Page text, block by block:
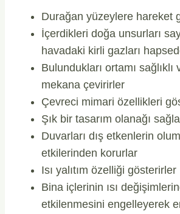
Durağan yüzeylere hareket
İçerdikleri doğa unsurları
havadaki kirli gazları
Bulundukları ortamı
mekana çevirirler
Çevreci mimari özellikleri
Şık bir tasarım olanağı
Duvarları dış etkenlerin
etkilerinden korurlar
Isı yalıtım özelliği gösterirler
Bina içlerinin ısı
etkilenmesini engelleyerek